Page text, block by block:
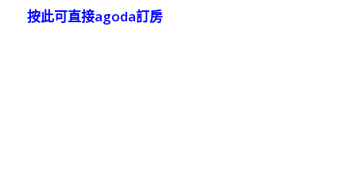
按此可直接agoda訂房